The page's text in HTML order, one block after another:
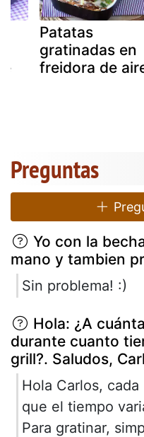
Patatas
gratinadas en
freidora de
Preguntas
Yo con la
mano y tambien
Sin problema! :)
Hola: ¿A
durante cuanto
grill?. Saludos,
Hola Carlos,
que el tiempo
Para gratinar,